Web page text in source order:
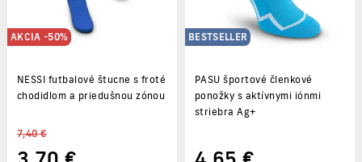
AKCIA -50%
NESSI futbalové štucne s froté
chodidlom a priedušnou zónou
7,40 €
BESTSELLER
PASU športové členkové
ponožky s aktívnymi iónmi
striebra Ag+